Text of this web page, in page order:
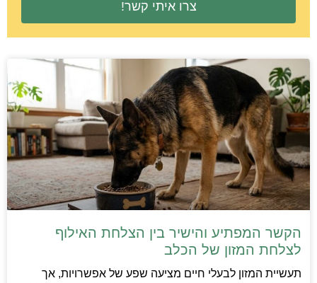
צרו איתי קשר!
הקשר המפתיע והישיר בין הצלחת האילוף
לצלחת המזון של הכלב
תעשיית המזון לבעלי חיים מציעה שפע של אפשרויות, אך